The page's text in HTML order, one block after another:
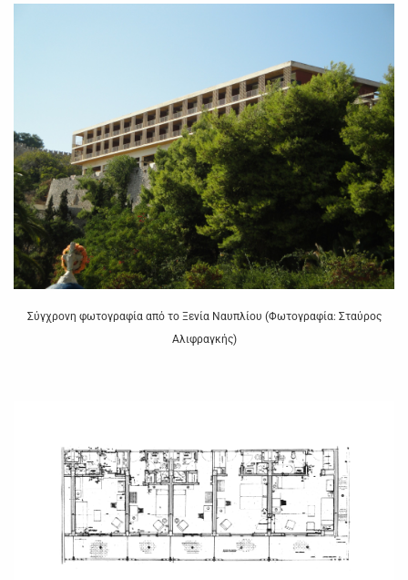
Σύγχρονη φωτογραφία από το Ξενία Ναυπλίου (Φωτογραφία: Σταύρος
Αλιφραγκής)